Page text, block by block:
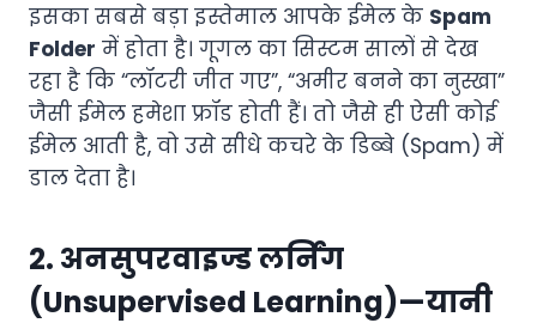
इसका सबसे बड़ा इस्तेमाल आपके ईमेल के Spam
Folder में होता है। गूगल का सिस्टम सालों से देख
रहा है कि “लॉटरी जीत गए”, “अमीर बनने का नुस्खा”
जैसी ईमेल हमेशा फ्रॉड होती हैं। तो जैसे ही ऐसी कोई
ईमेल आती है, वो उसे सीधे कचरे के डिब्बे (Spam) में
डाल देता है।
2. अनसुपरवाइज्ड लर्निंग
(Unsupervised Learning)—यानी